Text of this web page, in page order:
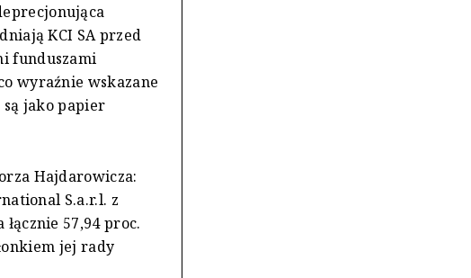
KCI SA przed
funduszami
wyraźnie wskazane
są jako papier
Hajdarowicza:
S.a.r.l. z
57,94 proc.
jej rady